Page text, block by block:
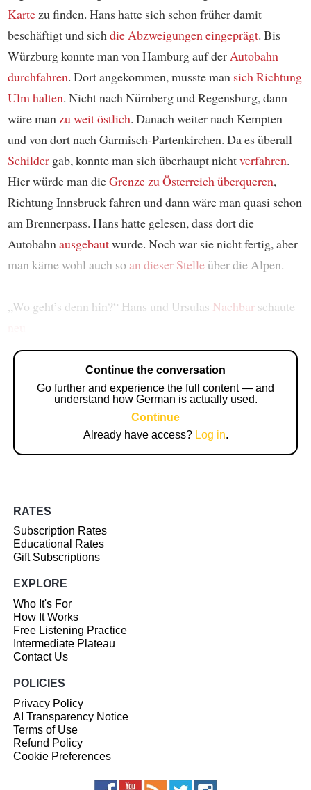
Kartezu finden. Hans hatte sich schon früher damit
beschäftigt und sichdie Abzweigungen eingeprägt. Bis
Würzburg konnte man von Hamburg auf derAutobahn
durchfahren. Dort angekommen, musste man sich Richtung
Ulm halten. Nicht nach Nürnberg und Regensburg, dann
wäre manzu weit östlich. Danach weiter nach Kempten
und von dort nach Garmisch-Partenkirchen. Da es überall
Schildergab, konnte man sich überhaupt nichtverfahren.
Hier würde man dieGrenze zu Österreich überqueren,
Richtung Innsbruck fahren und dann wäre man quasi schon
am Brennerpass. Hans hatte gelesen, dass dort die
Autobahnausgebautwurde. Noch war sie nicht fertig, aber
man käme wohl auch soan dieser Stelleüber die Alpen.
„Wo geht’s denn hin?“ Hans und Ursulas Nachbarschaute
Continue the conversation
Go further and experience the full content — and
understand how German is actually used.
Continue
Already have access? Log in.
RATES
Subscription Rates
Educational Rates
Gift Subscriptions
EXPLORE
Who It's For
How It Works
Free Listening Practice
Intermediate Plateau
Contact Us
POLICIES
Privacy Policy
AI Transparency Notice
Terms of Use
Refund Policy
Cookie Preferences